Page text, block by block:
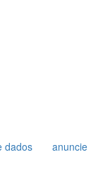
dados
anuncie